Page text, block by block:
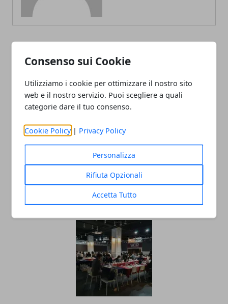
Consenso sui Cookie
Utilizziamo i cookie per ottimizzare il nostro sito
web e il nostro servizio. Puoi scegliere a quali
categorie dare il tuo consenso.
Cookie Policy | Privacy Policy
Personalizza
Rifiuta Opzionali
Accetta Tutto
ARTICOLI CORRELATI
Come nascono i trend
nell’abbigliamento di lusso
28/07/2025